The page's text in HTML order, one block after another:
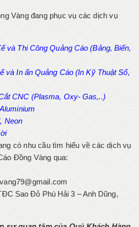
Vàng đang phục vụ các dịch vụ
và Thi Công Quảng Cáo (Bảng, Biển,
và In ấn Quảng Cáo (In Kỹ Thuật Số,
CNC (Plasma, Oxy- Gas,..)
Neon
có nhu cầu tìm hiểu về các dịch vụ
Đồng Vàng qua:
Sao Đỏ Phú Hải 3 – Anh Dũng,